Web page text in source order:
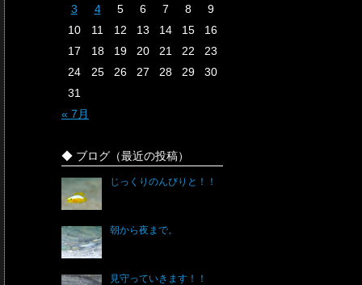
3
4 5 6 7 8
9
10
11 12 13 14 15
16
17
18 19 20 21 22
23
24
25 26 27 28 29
30
31
« 7月
◆ ブログ（最近の投稿）
じっくりのんびりと！！
朝から夜まで。
見守っていきます！！